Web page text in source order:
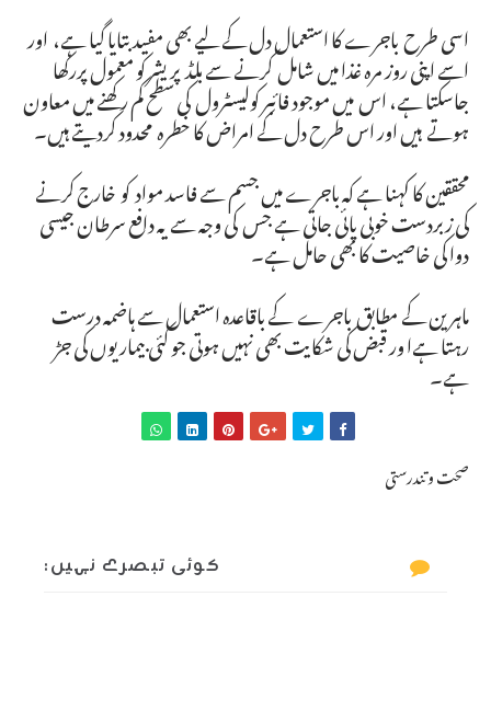
اسی طرح باجرے کا استعمال دل کے لیے بھی مفید بتایا گیا ہے، اور
اسے اپنی روز مرہ غذا میں شامل کرنے سے بلڈ پریشر کو معمول پررکھا
جاسکتا ہے، اس میں موجود فائبر کولیسٹرول کی سطح کم رکھنے میں معاون
ہوتے ہیں اور اس طرح دل کے امراض کا خطرہ محدود کردیتے ہیں۔
محققین کا کہنا ہے کہ باجرے میں جسم سے فاسد مواد کو خارج کرنے
کی زبردست خوبی پائی جاتی ہے جس کی وجہ سے یہ دافع سرطان جیسی
دوا کی خاصیت کا بھی حامل ہے۔
ماہرین کے مطابق باجرے کے باقاعدہ استعمال سے ہاضمہ درست
رہتا ہےا ور قبض کی شکایت بھی نہیں ہوتی جو کئی بیماریوں کی جڑ
ہے۔
صحت و تندرستی
کوئی تبصرے نہیں: